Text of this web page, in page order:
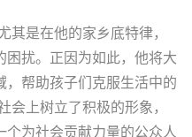
其是在他的家乡底特律，
困扰。正因为如此，他将大
，帮助孩子们克服生活中的
会上树立了积极的形象，
个为社会贡献力量的公众人